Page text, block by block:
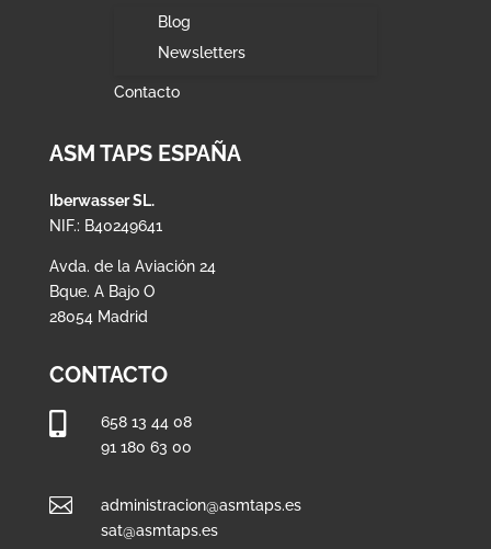
Blog
Newsletters
Contacto
ASM TAPS ESPAÑA
Iberwasser SL.
NIF.: B40249641
Avda. de la Aviación 24
Bque. A Bajo O
28054 Madrid
CONTACTO
658 13 44 08
91 180 63 00

administracion@asmtaps.es
sat@asmtaps.es